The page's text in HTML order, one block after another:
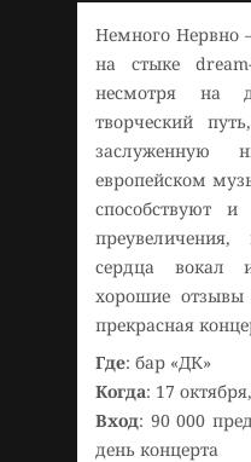
Немного Нервно
на стыке
несмотря на
творческий
заслуженную
европейском
способствуют и
сердца вокал
хорошие
прекрасная
Где: бар «ДК»
Когда: 17
Вход: 90 000
день концерта